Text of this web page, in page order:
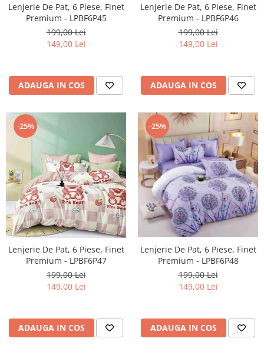
Lenjerie De Pat, 6 Piese, Finet
Premium - LPBF6P45
199,00 Lei
149,00 Lei
ADAUGA IN COS
Lenjerie De Pat, 6 Piese, Finet
Premium - LPBF6P46
199,00 Lei
149,00 Lei
ADAUGA IN COS
-25%
Lenjerie De Pat, 6 Piese, Finet
Premium - LPBF6P47
199,00 Lei
149,00 Lei
ADAUGA IN COS
-25%
Lenjerie De Pat, 6 Piese, Finet
Premium - LPBF6P48
199,00 Lei
149,00 Lei
ADAUGA IN COS